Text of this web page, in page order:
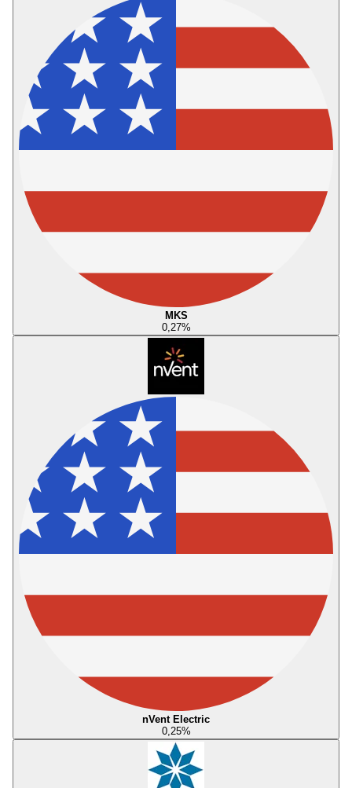
MKS
0,27%
nVent Electric
0,25%